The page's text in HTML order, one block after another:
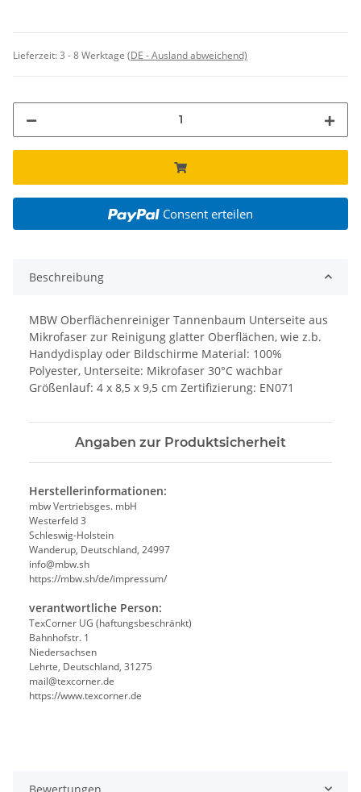
Lieferzeit:3 - 8 Werktage (DE - Ausland abweichend)
Consent erteilen
Beschreibung
MBW Oberflächenreiniger Tannenbaum Unterseite aus
Mikrofaser zur Reinigung glatter Oberflächen, wie z.b.
Handydisplay oder Bildschirme Material: 100%
Polyester, Unterseite: Mikrofaser 30°C wachbar
Größenlauf: 4 x 8,5 x 9,5 cm Zertifizierung: EN071
Angaben zur Produktsicherheit
Herstellerinformationen:
mbw Vertriebsges. mbH
Westerfeld 3
Schleswig-Holstein
Wanderup, Deutschland, 24997
info@mbw.sh
https://mbw.sh/de/impressum/
verantwortliche Person:
TexCorner UG (haftungsbeschränkt)
Bahnhofstr. 1
Niedersachsen
Lehrte, Deutschland, 31275
mail@texcorner.de
https://www.texcorner.de